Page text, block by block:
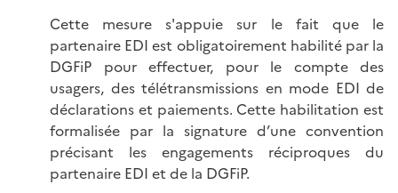
Cette mesure s'appuie sur le fait que le
partenaire EDI est obligatoirement habilité par la
DGFiP pour effectuer, pour le compte des
usagers, des télétransmissions en mode EDI de
déclarations et paiements. Cette habilitation est
formalisée par la signature d’une convention
précisant les engagements réciproques du
partenaire EDI et de la DGFiP.